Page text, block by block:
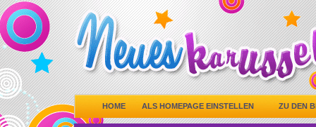
HOME ALS HOMEPAGE EINSTELLEN ZU DEN